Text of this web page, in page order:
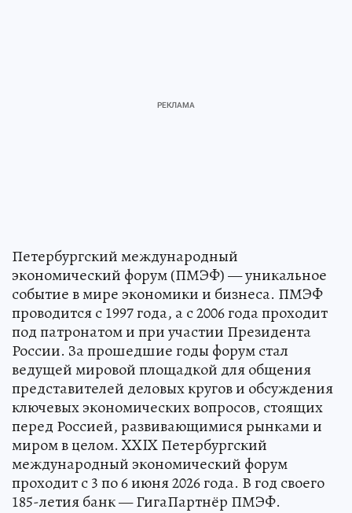
Петербургский международный
экономический форум (ПМЭФ) — уникальное
событие в мире экономики и бизнеса. ПМЭФ
проводится с 1997 года, а с 2006 года проходит
под патронатом и при участии Президента
России. За прошедшие годы форум стал
ведущей мировой площадкой для общения
представителей деловых кругов и обсуждения
ключевых экономических вопросов, стоящих
перед Россией, развивающимися рынками и
миром в целом. XXIX Петербургский
международный экономический форум
проходит с 3 по 6 июня 2026 года. В год своего
185-летия банк — ГигаПартнёр ПМЭФ.